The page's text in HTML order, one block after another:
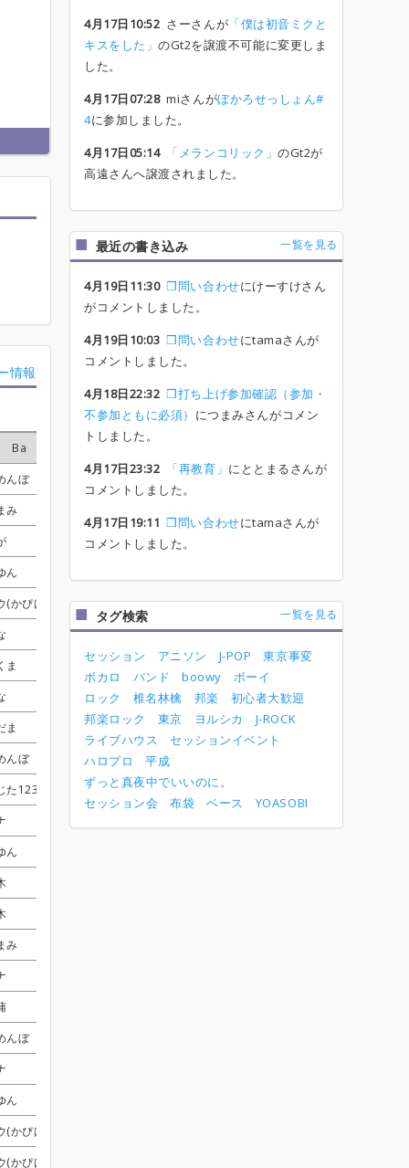
情報
Ba
んぼ
エア
み
piro
ん
(かぴばら5050)さやか
けんぼう さー えい
びすこ
ま Nack
さー
オッツー
未翔
ま オッツー
受付終了
んぼ
しぃま
た1234
オッツー
ん
み
んぼ
ん
(かぴばら5050)
(かぴばら5050)
Ba
んぼ
エア
み
piro
ん
(かぴばら5050)さやか
けんぼう さー えい
びすこ
ま Nack
さー
オッツー
未翔
ま オッツー
受付終了
んぼ
しぃま
た1234
オッツー
ん
み
んぼ
ん
(かぴばら5050)
(かぴばら5050)
Ba
んぼ
エア
み
piro
ん
(かぴばら5050)さやか
けんぼう さー えい
びすこ
ま Nack
さー
オッツー
未翔
ま オッツー
受付終了
んぼ
しぃま
た1234
オッツー
ん
み
んぼ
ん
(かぴばら5050)
(かぴばら5050)
Ba
んぼ
エア
み
piro
ん
(かぴばら5050)さやか
けんぼう さー えい
びすこ
ま Nack
さー
オッツー
未翔
ま オッツー
受付終了
んぼ
しぃま
た1234
オッツー
ん
み
んぼ
ん
(かぴばら5050)
(かぴばら5050)
4月17日10:52 さーさんが 「僕は初音ミクと
キスをした」のGt2を譲渡不可能に変更しま
した。
4月17日07:28miさんがぼかろせっしょん#
4に参加しました。
4月17日05:14
「メランコリック」のGt2が
高遠さんへ譲渡されました。
最近の書き込み 一覧を見る
4月19日11:30 ❒問い合わせにけーすけさん
がコメントしました。
4月19日10:03 ❒問い合わせにtamaさんが
コメントしました。
4月18日22:32 ❒打ち上げ参加確認（参加・
不参加ともに必須） につまみさんがコメン
トしました。
4月17日23:32
「再教育」 にととまるさんが
コメントしました。
4月17日19:11 ❒問い合わせにtamaさんが
コメントしました。
タグ検索 一覧を見る
セッション アニソン J-POP
東京事変
ボカロ
バンド boowy
ボーイ
ロック
椎名林檎 邦楽
初心者大歓迎
邦楽ロック
東京 ヨルシカ
J-ROCK
ライブハウス
セッションイベント
ハロプロ
平成
ずっと真夜中でいいのに。
セッション会
布袋 ベース YOASOBI